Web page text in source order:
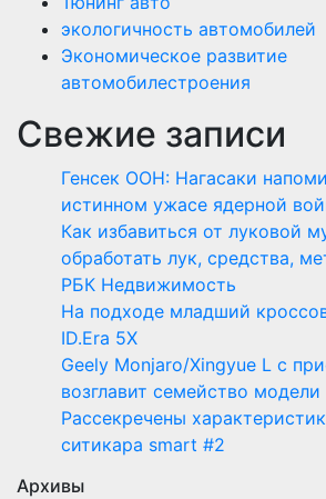
экологичность автомобилей
Экономическое развитие
автомобилестроения
Свежие записи
Генсек ООН: Нагасаки
истинном ужасе ядерной
Как избавиться от луковой
обработать лук, средства,
РБК Недвижимость
На подходе младший
ID.Era 5X
Geely Monjaro/Xingyue L с
возглавит семейство модели
Рассекречены
ситикара smart #2
Архивы